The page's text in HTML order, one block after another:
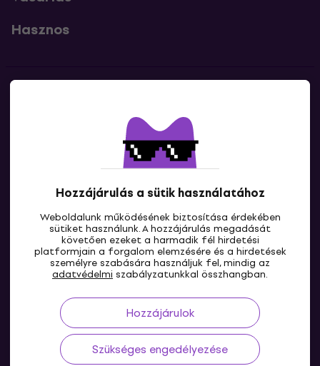
Hozzájárulás a sütik használatához
Weboldalunk működésének biztosítása érdekében
sütiket használunk. A hozzájárulás megadását
követően ezeket a harmadik fél hirdetési
platformjain a forgalom elemzésére és a hirdetések
személyre szabására használjuk fel, mindig az
adatvédelmi szabályzatunkkal összhangban.
Hozzájárulok
Szükséges engedélyezése
Hasznos
Lépj kapcsolatba velünk
HU